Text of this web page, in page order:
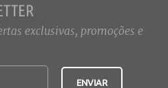
exclusivas, promoções e